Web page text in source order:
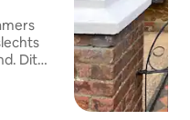
Dit